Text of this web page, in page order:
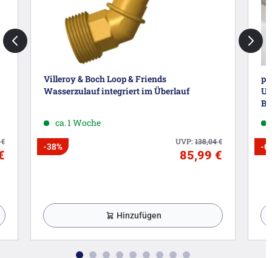
€
Villeroy & Boch Loop & Friends
Wasserzulauf integriert im Überlauf
ca. 1 Woche
UVP:138,04€
-38%
85,99 €
Hinzufügen
-